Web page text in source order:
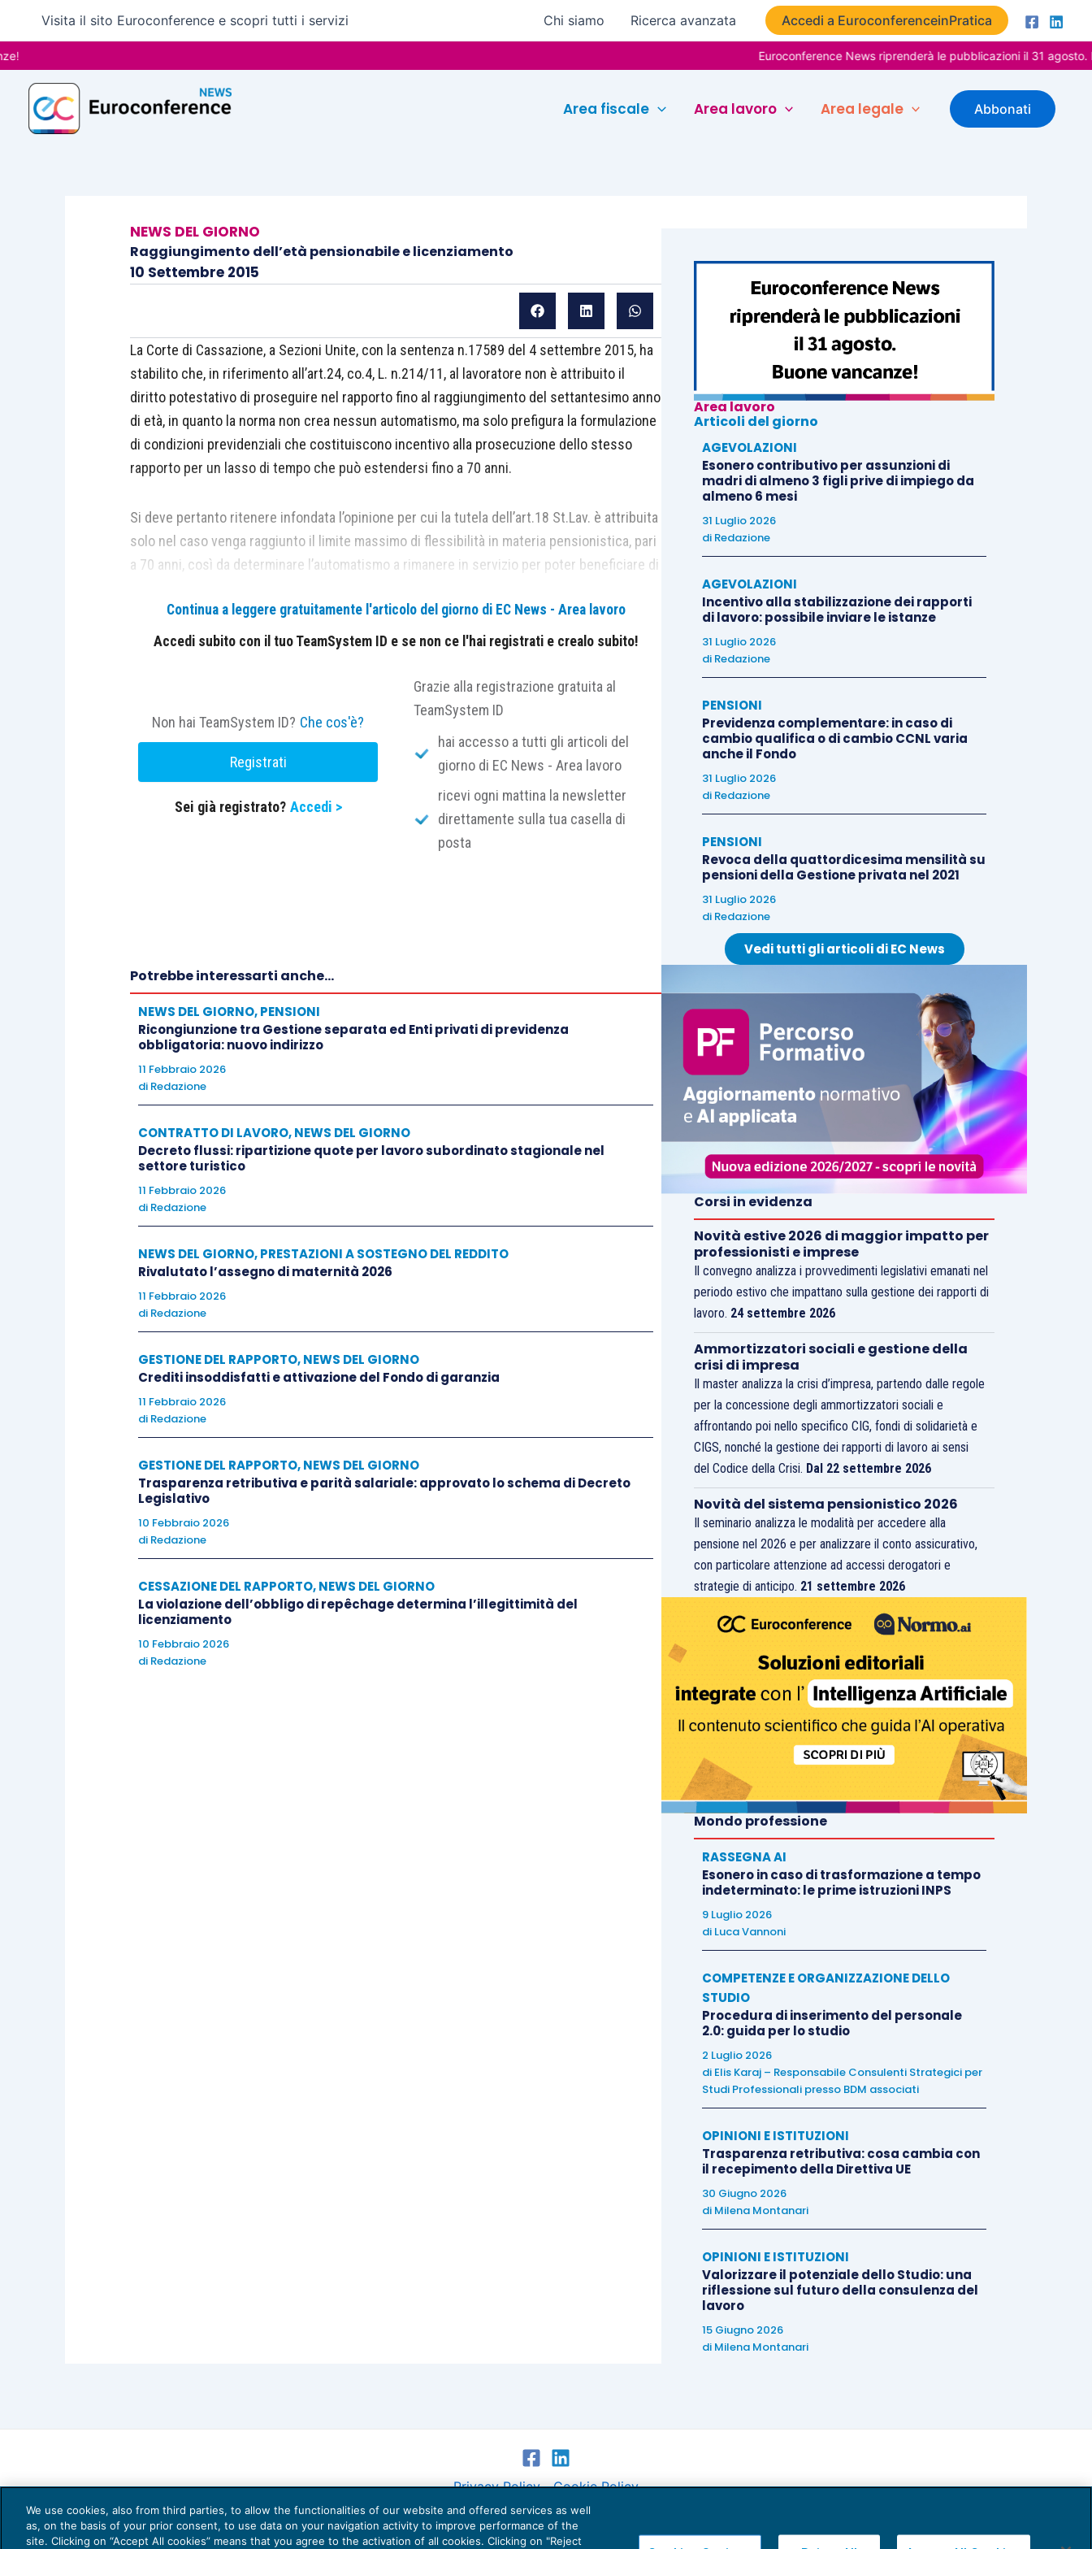
contenuto
Visita il sito Euroconference e scopri tutti i servizi Chi siamo Ricerca avanzata Accedi a EuroconferenceinPratica
Euroconference News riprenderà le pubblicazioni il 31 agosto. Buone
Area fiscale Area lavoro Area legale Abbonati
NEWS DEL GIORNO
Raggiungimento dell’età pensionabile e licenziamento
10 Settembre 2015
La Corte di Cassazione, a Sezioni Unite, con la sentenza n.17589 del 4 settembre 2015, ha
stabilito che, in riferimento all’art.24, co.4, L. n.214/11, al lavoratore non è attribuito il
diritto potestativo di proseguire nel rapporto fino al raggiungimento del settantesimo anno
di età, in quanto la norma non crea nessun automatismo, ma solo prefigura la formulazione
di condizioni previdenziali che costituiscono incentivo alla prosecuzione dello stesso
rapporto per un lasso di tempo che può estendersi fino a 70 anni.
Si deve pertanto ritenere infondata l’opinione per cui la tutela dell’art.18 St.Lav. è attribuita
solo nel caso venga raggiunto il limite massimo di flessibilità in materia pensionistica, pari
a 70 anni, così da determinare l’automatismo a rimanere in servizio per poter beneficiare di
esclusivamente nel caso in cui le parti abbiano consensualmente ritenuto di procrastinare
il rapporto, in presenza delle condizioni di adeguamento pensionistico.
Continua a leggere gratuitamente l'articolo del giorno di EC News - Area lavoro
Accedi subito con il tuo TeamSystem ID e se non ce l'hai registrati e crealo subito!
Non hai TeamSystem ID? Che cos'è?
Registrati
Sei già registrato? Accedi >
Grazie alla registrazione gratuita al
TeamSystem ID
hai accesso a tutti gli articoli del
giorno di EC News - Area lavoro
ricevi ogni mattina la newsletter
direttamente sulla tua casella di
posta
Potrebbe interessarti anche...
NEWS DEL GIORNO,PENSIONI
Ricongiunzione tra Gestione separata ed Enti privati di previdenza
obbligatoria: nuovo indirizzo
11 Febbraio 2026
di Redazione
CONTRATTO DI LAVORO,NEWS DEL GIORNO
Decreto flussi: ripartizione quote per lavoro subordinato stagionale nel
settore turistico
11 Febbraio 2026
di Redazione
NEWS DEL GIORNO,PRESTAZIONI A SOSTEGNO DEL REDDITO
Rivalutato l’assegno di maternità 2026
11 Febbraio 2026
di Redazione
GESTIONE DEL RAPPORTO,NEWS DEL GIORNO
Crediti insoddisfatti e attivazione del Fondo di garanzia
11 Febbraio 2026
di Redazione
GESTIONE DEL RAPPORTO,NEWS DEL GIORNO
Trasparenza retributiva e parità salariale: approvato lo schema di Decreto
Legislativo
10 Febbraio 2026
di Redazione
CESSAZIONE DEL RAPPORTO,NEWS DEL GIORNO
La violazione dell’obbligo di repêchage determina l’illegittimità del
licenziamento
10 Febbraio 2026
di Redazione
Area lavoro
Articoli del giorno
AGEVOLAZIONI
Esonero contributivo per assunzioni di
madri di almeno 3 figli prive di impiego da
almeno 6 mesi
31 Luglio 2026
di Redazione
AGEVOLAZIONI
Incentivo alla stabilizzazione dei rapporti
di lavoro: possibile inviare le istanze
31 Luglio 2026
di Redazione
PENSIONI
Previdenza complementare: in caso di
cambio qualifica o di cambio CCNL varia
anche il Fondo
31 Luglio 2026
di Redazione
PENSIONI
Revoca della quattordicesima mensilità su
pensioni della Gestione privata nel 2021
31 Luglio 2026
di Redazione
Vedi tutti gli articoli di EC News
Corsi in evidenza
Novità estive 2026 di maggior impatto per
professionisti e imprese
Il convegno analizza i provvedimenti legislativi emanati nel
periodo estivo che impattano sulla gestione dei rapporti di
lavoro. 24 settembre 2026
Ammortizzatori sociali e gestione della
crisi di impresa
Il master analizza la crisi d’impresa, partendo dalle regole
per la concessione degli ammortizzatori sociali e
affrontando poi nello specifico CIG, fondi di solidarietà e
CIGS, nonché la gestione dei rapporti di lavoro ai sensi
del Codice della Crisi. Dal 22 settembre 2026
Novità del sistema pensionistico 2026
Il seminario analizza le modalità per accedere alla
pensione nel 2026 e per analizzare il conto assicurativo,
con particolare attenzione ad accessi derogatori e
strategie di anticipo. 21 settembre 2026
Mondo professione
RASSEGNA AI
Esonero in caso di trasformazione a tempo
indeterminato: le prime istruzioni INPS
9 Luglio 2026
di Luca Vannoni
COMPETENZE E ORGANIZZAZIONE DELLO
STUDIO
Procedura di inserimento del personale
2.0: guida per lo studio
2 Luglio 2026
di Elis Karaj – Responsabile Consulenti Strategici per
Studi Professionali presso BDM associati
OPINIONI E ISTITUZIONI
Trasparenza retributiva: cosa cambia con
il recepimento della Direttiva UE
30 Giugno 2026
di Milena Montanari
OPINIONI E ISTITUZIONI
Valorizzare il potenziale dello Studio: una
riflessione sul futuro della consulenza del
lavoro
15 Giugno 2026
di Milena Montanari
Privacy Policy Cookie Policy
Euroconference NEWS è una testata registrata al Tribunale di Milano Reg. n. 8556/2026
Direttore responsabile Sandro Cerato
We use cookies, also from third parties, to allow the functionalities of our website and offered services as well
as, on the basis of your prior consent, to use data on your navigation activity to improve performance of the
site. Clicking on “Accept All cookies” means that you agree to the activation of all cookies. Clicking on "Reject